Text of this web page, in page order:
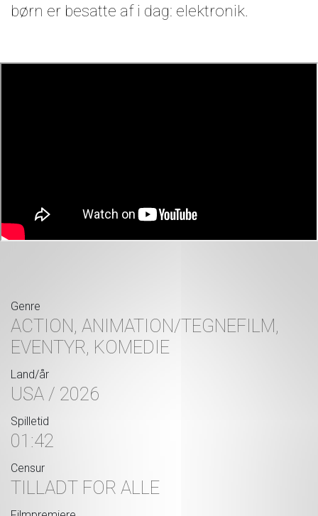
børn er besatte af i dag: elektronik.
Genre
ACTION, ANIMATION/TEGNEFILM,
EVENTYR, KOMEDIE
Land/år
USA / 2026
Spilletid
01:42
Censur
TILLADT FOR ALLE